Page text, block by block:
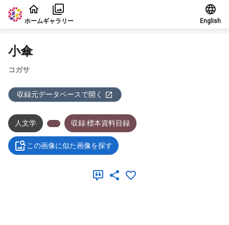
本文に飛ぶ
ホームギャラリー English
小傘
コガサ
収録元データベースで開く
人文学 収録:標本資料目録
この画像に似た画像を探す